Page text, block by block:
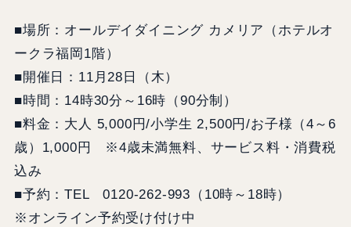
■場所：オールデイダイニング カメリア（ホテルオ
ークラ福岡1階）
■開催日：11月28日（木）
■時間：14時30分～16時（90分制）
■料金：大人 5,000円/小学生 2,500円/お子様（4～6
歳）1,000円 ※4歳未満無料、サービス料・消費税
込み
■予約：TEL 0120-262-993（10時～18時）
※オンライン予約受け付け中